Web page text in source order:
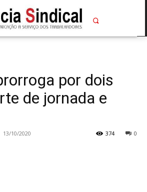
por dois
de jornada e
13/10/2020 0
374